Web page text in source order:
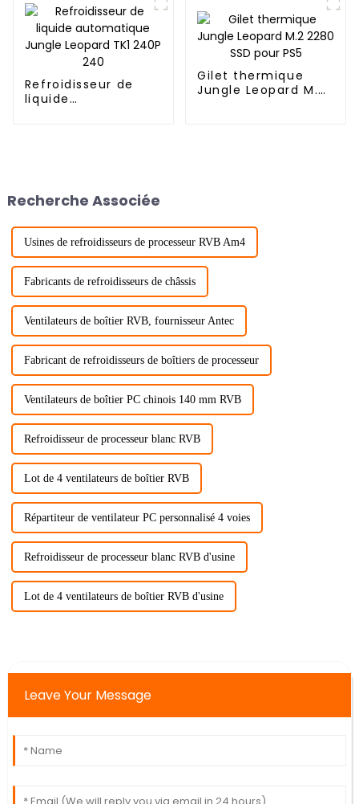
Refroidisseur de
liquide
Gilet thermique
Jungle Leopard M.2
Recherche Associée
Usines de refroidisseurs de processeur RVB Am4
Fabricants de refroidisseurs de châssis
Ventilateurs de boîtier RVB, fournisseur Antec
Fabricant de refroidisseurs de boîtiers de processeur
Ventilateurs de boîtier PC chinois 140 mm RVB
Refroidisseur de processeur blanc RVB
Lot de 4 ventilateurs de boîtier RVB
Répartiteur de ventilateur PC personnalisé 4 voies
Refroidisseur de processeur blanc RVB d'usine
Lot de 4 ventilateurs de boîtier RVB d'usine
Leave Your Message